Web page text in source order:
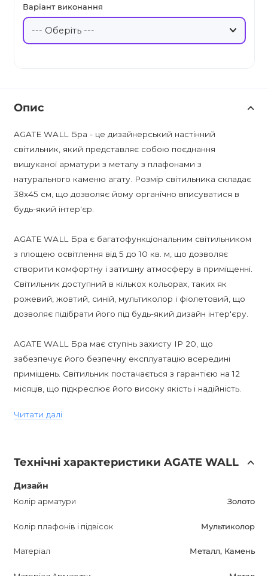
Варіант виконання
Опис
AGATE WALL Бра - це дизайнерський настінний
світильник, який представляє собою поєднання
вишуканої арматури з металу з плафонами з
натурального каменю агату. Розмір світильника складає
38x45 см, що дозволяє йому органічно вписуватися в
будь-який інтер'єр.
AGATE WALL Бра є багатофункціональним світильником
з площею освітлення від 5 до 10 кв. м, що дозволяє
створити комфортну і затишну атмосферу в приміщенні.
Світильник доступний в кількох кольорах, таких як
рожевий, жовтий, синій, мультиколор і фіолетовий, що
дозволяє підібрати його під будь-який дизайн інтер'єру.
AGATE WALL Бра має ступінь захисту IP 20, що
забезпечує його безпечну експлуатацію всередині
приміщень. Світильник постачається з гарантією на 12
місяців, що підкреслює його високу якість і надійність.
Арматура AGATE WALL Бра виконана в золотистому
додаючи світильнику яскравий і оригінальний акцент.
AGATE WALL Бра підходить для лампочок з цоколем E14 і
відповідає стилю постмодерн. Цей світильник створить
унікальну атмосферу в вашому інтер'єрі, ставши його
Читати далі
Технічні характеристики AGATE WALL
Дизайн
Колір арматури Золото
Колір плафонів і підвісок Мультиколор
Матеріал Металл, Камень